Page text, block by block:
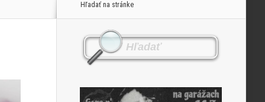
Hľadať na stránke